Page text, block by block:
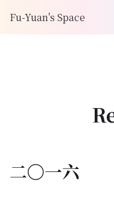
Fu-Yuan's Space
二〇一六